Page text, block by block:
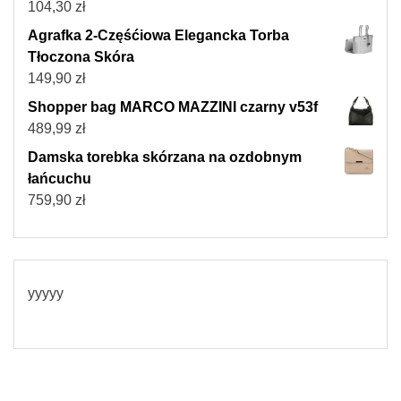
104,30 zł
Agrafka 2-Częśćiowa Elegancka Torba
Tłoczona Skóra
149,90 zł
Shopper bag MARCO MAZZINI czarny v53f
489,99 zł
Damska torebka skórzana na ozdobnym
łańcuchu
759,90 zł
yyyyy